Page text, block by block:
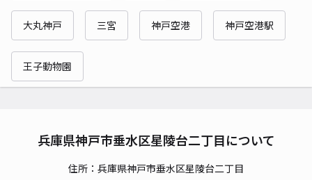
大丸神戸 三宮 神戸空港 神戸空港駅
王子動物園
兵庫県神戸市垂水区星陵台二丁目について
住所：兵庫県神戸市垂水区星陵台二丁目